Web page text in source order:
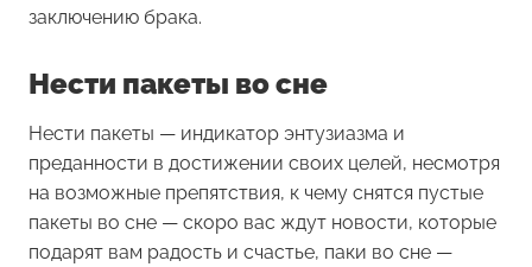
заключению брака.
Нести пакеты во сне
Нести пакеты — индикатор энтузиазма и
преданности в достижении своих целей, несмотря
на возможные препятствия, к чему снятся пустые
пакеты во сне — скоро вас ждут новости, которые
подарят вам радость и счастье, паки во сне —